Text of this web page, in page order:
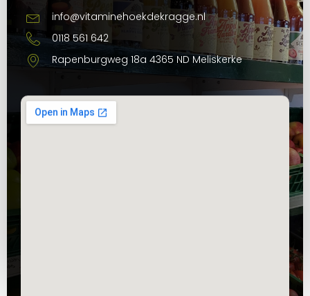
info@vitaminehoekdekragge.nl
0118 561 642
Rapenburgweg 18a 4365 ND Meliskerke